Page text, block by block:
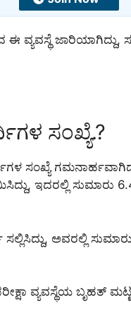
ಜಾರಿಯಾಗಿದ್ದು,
ಸಂಖ್ಯೆ.?
ಸಂಖ್ಯೆ
ಇದರಲ್ಲಿ ಸುಮಾರು
ಅವರಲ್ಲಿ
ವ್ಯವಸ್ಥೆಯ ಬೃಹತ್